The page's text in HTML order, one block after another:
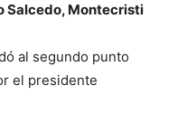
Salcedo, Montecristi
al segundo punto
el presidente